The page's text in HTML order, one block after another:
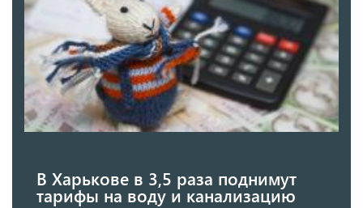
В Харькове в 3,5 раза поднимут
тарифы на воду и канализацию